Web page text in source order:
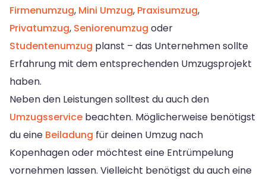
Firmenumzug, Mini Umzug, Praxisumzug,
Privatumzug, Seniorenumzug oder
Studentenumzug planst – das Unternehmen sollte
Erfahrung mit dem entsprechenden Umzugsprojekt
haben.
Neben den Leistungen solltest du auch den
Umzugsservice beachten. Möglicherweise benötigst
du eine Beiladung für deinen Umzug nach
Kopenhagen oder möchtest eine Entrümpelung
vornehmen lassen. Vielleicht benötigst du auch eine